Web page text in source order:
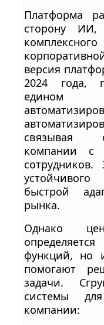
Платформа
сторону
версия
2024 года,
связывая
компании с
быстрой
рынка.
Однако
функций, но
помогают
задачи.
системы
компании: